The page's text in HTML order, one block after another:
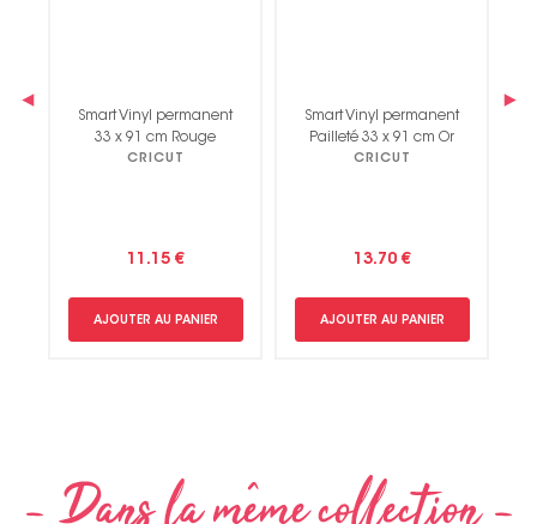
Smart Vinyl permanent
33 x 91 cm Rouge
CRICUT
11.15 €
AJOUTER AU PANIER
Smart Vinyl permanent
Pailleté 33 x 91 cm Or
CRICUT
13.70 €
AJOUTER AU PANIER
‹ ›